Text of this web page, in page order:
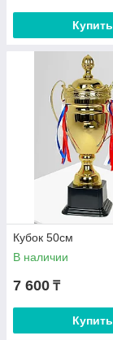
Купить
Кубок 50см
В наличии
7 600 ₸
Купить